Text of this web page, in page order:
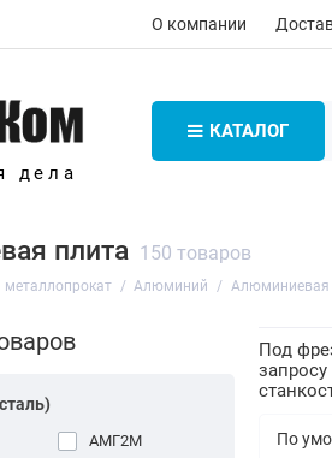
О компании
дела
КАТАЛОГ
плита 150 товаров
металлопрокат Алюминий Алюминиевая
АМГ2М
Под